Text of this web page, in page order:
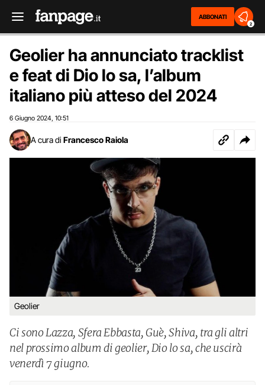
ABBONATI
2
Geolier ha annunciato tracklist
e feat di Dio lo sa, l’album
italiano più atteso del 2024
6 Giugno 2024 10:51
A cura di Francesco Raiola
Geolier
Ci sono Lazza, Sfera Ebbasta, Guè, Shiva, tra gli altri
nel prossimo album di geolier, Dio lo sa, che uscirà
venerdì 7 giugno.